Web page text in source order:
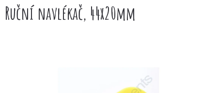
Ruční navlékač, 44x20mm